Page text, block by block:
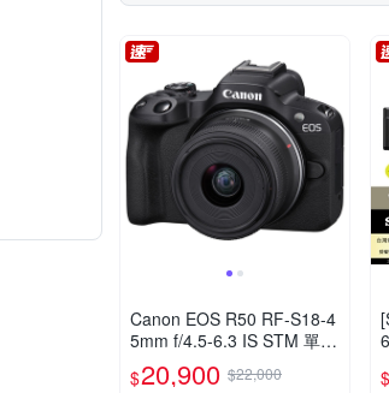
Canon EOS R50 RF-S18-4
5mm f/4.5-6.3 IS STM 單鏡
組 公司貨
$20,900 $22,000
$